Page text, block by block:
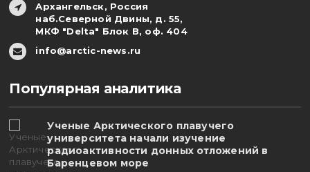
Архангельск, Россия
наб.Северной Двины, д. 55,
МКФ "Delta" Блок В, оф. 404
info@arctic-news.ru
Популярная аналитика
Ученые Арктического плавучего
университета начали изучение
радиоактивности донных отложений в
Баренцевом море